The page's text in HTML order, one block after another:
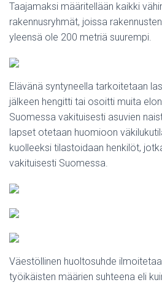
Taajamaksi määritellään kaikki
rakennusryhmät, joissa
yleensä ole 200 metriä suurempi.
Elävänä syntyneella tarkoitetaan
jälkeen hengitti tai osoitti muita
Suomessa vakituisesti asuvien
lapset otetaan huomioon
kuolleeksi tilastoidaan henkilöt,
vakituisesti Suomessa.
Väestöllinen huoltosuhde
työikäisten määrien suhteena eli